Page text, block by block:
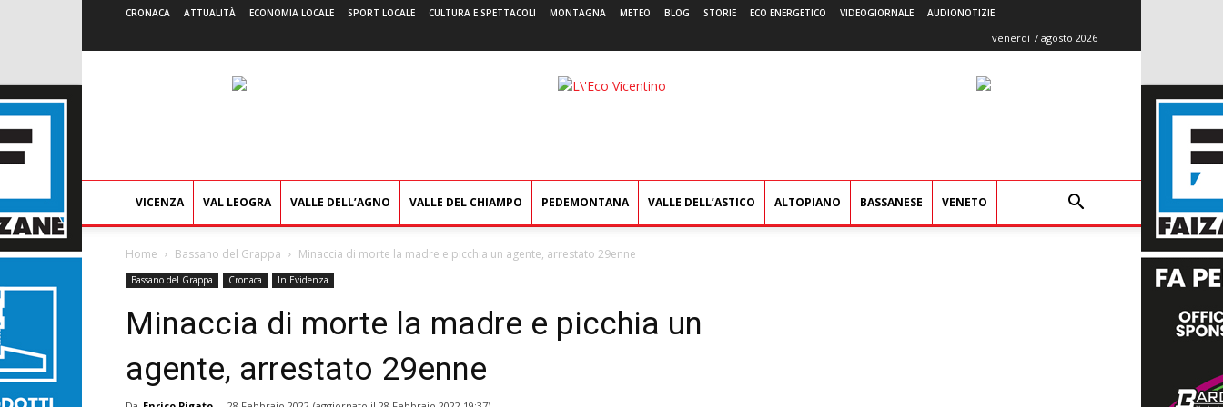
CRONACA ATTUALITÀ ECONOMIA LOCALE SPORT LOCALE CULTURA E SPETTACOLI MONTAGNA METEO BLOG STORIE ECO ENERGETICO VIDEOGIORNALE AUDIONOTIZIE
venerdì 7 agosto 2026
L'Eco
VICENZA VAL LEOGRA VALLE DELL’AGNO VALLE DEL CHIAMPO PEDEMONTANA VALLE DELL’ASTICO ALTOPIANO BASSANESE VENETO
Home Bassano del Grappa Minaccia di morte la madre e picchia un agente, arrestato 29enne
Bassano del Grappa Cronaca In Evidenza
Minaccia di morte la madre e picchia un
agente, arrestato 29enne